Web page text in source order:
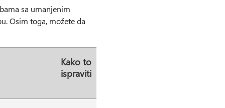
sa umanjenim
Osim toga, možete da
Kako to
ispraviti